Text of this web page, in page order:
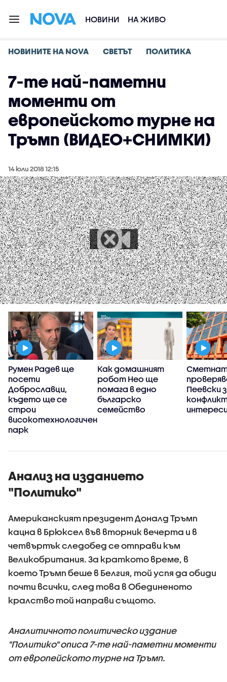
НОВИНИ НА ЖИВО
НОВИНИТЕ НА NOVA СВЕТЪТ ПОЛИТИКА
7-те най-паметни
моменти от
европейското турне на
Тръмп (ВИДЕО+СНИМКИ)
14 юли 2018 12:15
Румен Радев ще
посети
Доброславци,
където ще се
строи
високотехнологичен
парк
Как домашният
робот Нео ще
помага в едно
българско
семейство
Пеевски
Анализ на изданието
"Политико"
Американският президент Доналд Тръмп
кацна в Брюксел във вторник вечерта и в
четвъртък следобед се отправи към
Великобритания. За краткото време, в
което Тръмп беше в Белгия, той успя да обиди
почти всички, след това в Обединеното
кралство той направи същото.
Аналитичното политическо издание
"Политико" описа 7-те най-паметни моменти
от европейското турне на Тръмп.